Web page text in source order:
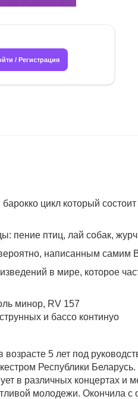
/ Регистрация
цикл который
пение птиц, лай собак,
написанным
в мире, которое
минор, RV 157
и бассо континуо
5 лет под
Республики
в различных концертах
молодежи. Окончила